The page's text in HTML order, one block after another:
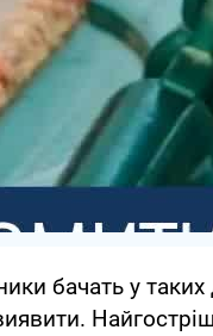
бачать у